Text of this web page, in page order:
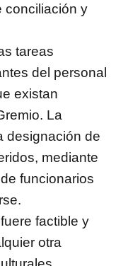
conciliación y
tareas
del personal
existan
La
designación de
mediante
funcionarios
factible y
otra